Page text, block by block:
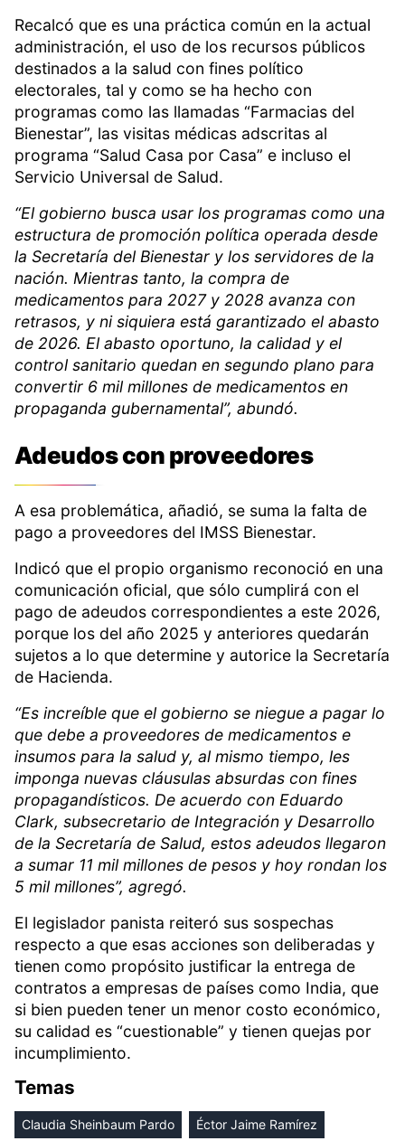
Recalcó que es una práctica común en la actual
administración, el uso de los recursos públicos
destinados a la salud con fines político
electorales, tal y como se ha hecho con
programas como las llamadas “Farmacias del
Bienestar”, las visitas médicas adscritas al
programa “Salud Casa por Casa” e incluso el
Servicio Universal de Salud.
“El gobierno busca usar los programas como una
estructura de promoción política operada desde
la Secretaría del Bienestar y los servidores de la
nación. Mientras tanto, la compra de
medicamentos para 2027 y 2028 avanza con
retrasos, y ni siquiera está garantizado el abasto
de 2026. El abasto oportuno, la calidad y el
control sanitario quedan en segundo plano para
convertir 6 mil millones de medicamentos en
propaganda gubernamental”, abundó.
Adeudos con proveedores
A esa problemática, añadió, se suma la falta de
pago a proveedores del IMSS Bienestar.
Indicó que el propio organismo reconoció en una
comunicación oficial, que sólo cumplirá con el
pago de adeudos correspondientes a este 2026,
porque los del año 2025 y anteriores quedarán
sujetos a lo que determine y autorice la Secretaría
de Hacienda.
“Es increíble que el gobierno se niegue a pagar lo
que debe a proveedores de medicamentos e
insumos para la salud y, al mismo tiempo, les
imponga nuevas cláusulas absurdas con fines
propagandísticos. De acuerdo con Eduardo
Clark, subsecretario de Integración y Desarrollo
de la Secretaría de Salud, estos adeudos llegaron
a sumar 11 mil millones de pesos y hoy rondan los
5 mil millones”, agregó.
El legislador panista reiteró sus sospechas
respecto a que esas acciones son deliberadas y
tienen como propósito justificar la entrega de
contratos a empresas de países como India, que
si bien pueden tener un menor costo económico,
su calidad es “cuestionable” y tienen quejas por
incumplimiento.
Temas
Claudia Sheinbaum Pardo Éctor Jaime Ramírez